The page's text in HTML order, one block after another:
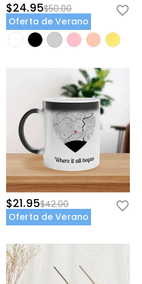
$24.95$50.00
Oferta de Verano
$21.95$42.00
Oferta de Verano